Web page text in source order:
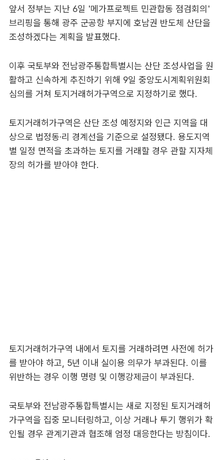
앞서 정부는 지난 6일 '메가프로젝트 민관합동 점검회의'
브리핑을 통해 광주 군공항 부지에 호남권 반도체 산단을
조성하겠다는 계획을 발표했다.
이후 국토부와 전남광주통합특별시는 산단 조성사업을 원
활하고 신속하게 추진하기 위해 9일 중앙도시계획위원회
심의를 거쳐 토지거래허가구역으로 지정하기로 했다.
토지거래허가구역은 산단 조성 예정지와 인근 지역을 대
상으로 법정동·리 경계선을 기준으로 설정됐다. 용도지역
별 일정 면적을 초과하는 토지를 거래할 경우 관할 지자체
장의 허가를 받아야 한다.
토지거래허가구역 내에서 토지를 거래하려면 사전에 허가
를 받아야 하고, 5년 이내 실이용 의무가 부과된다. 이를
위반하는 경우 이행 명령 및 이행강제금이 부과된다.
국토부와 전남광주통합특별시는 새로 지정된 토지거래허
가구역을 집중 모니터링하고, 이상 거래나 투기 행위가 확
인될 경우 관계기관과 협조해 엄정 대응한다는 방침이다.